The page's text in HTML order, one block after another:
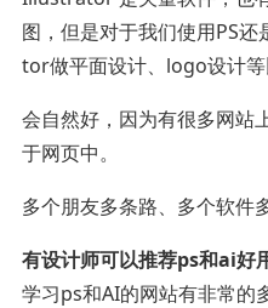
图，但是对于我们使用PS
tor做平面设计、logo设计等
会自然好，因为有很多网
于网页中。
多个朋友多条路、多个软件
有设计师可以推荐ps和ai好
学习ps和AI的网站有非常的